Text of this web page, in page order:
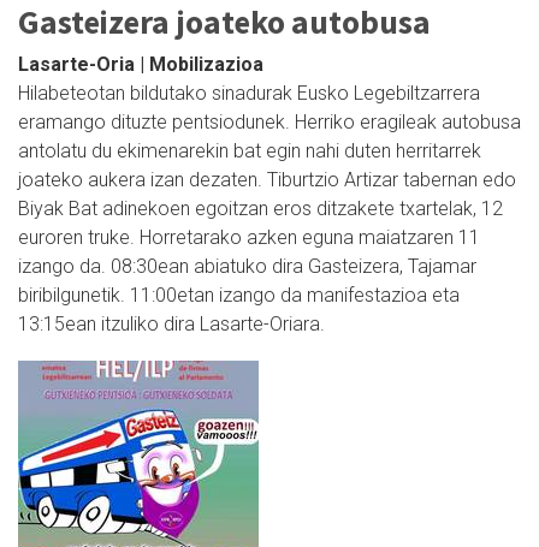
Gasteizera joateko autobusa
Lasarte-Oria | Mobilizazioa
Hilabeteotan bildutako sinadurak Eusko Legebiltzarrera
eramango dituzte pentsiodunek. Herriko eragileak autobusa
antolatu du ekimenarekin bat egin nahi duten herritarrek
joateko aukera izan dezaten. Tiburtzio Artizar tabernan edo
Biyak Bat adinekoen egoitzan eros ditzakete txartelak, 12
euroren truke. Horretarako azken eguna maiatzaren 11
izango da. 08:30ean abiatuko dira Gasteizera, Tajamar
biribilgunetik. 11:00etan izango da manifestazioa eta
13:15ean itzuliko dira Lasarte-Oriara.